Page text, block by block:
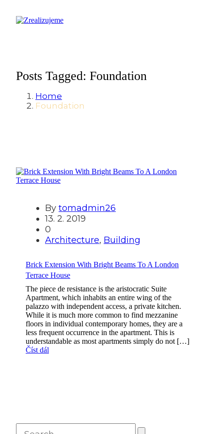
Posts Tagged: Foundation
Home
Foundation
By tomadmin26
13. 2. 2019
0
Architecture, Building
Brick Extension With Bright Beams To A London
Terrace House
The piece de resistance is the aristocratic Suite
Apartment, which inhabits an entire wing of the
palazzo with independent access, a private kitchen.
While it is much more common to find mezzanine
floors in individual contemporary homes, they are a
less frequent occurrence in the apartment. This is
understandable as most apartments simply do not […]
Číst dál